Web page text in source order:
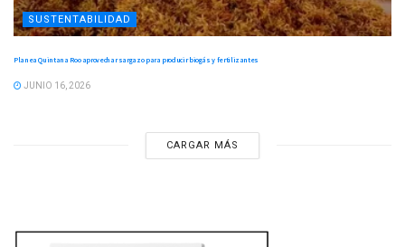
SUSTENTABILIDAD
Planea Quintana Roo aprovechar sargazo para producir biogás y fertilizantes
JUNIO 16, 2026
CARGAR MÁS